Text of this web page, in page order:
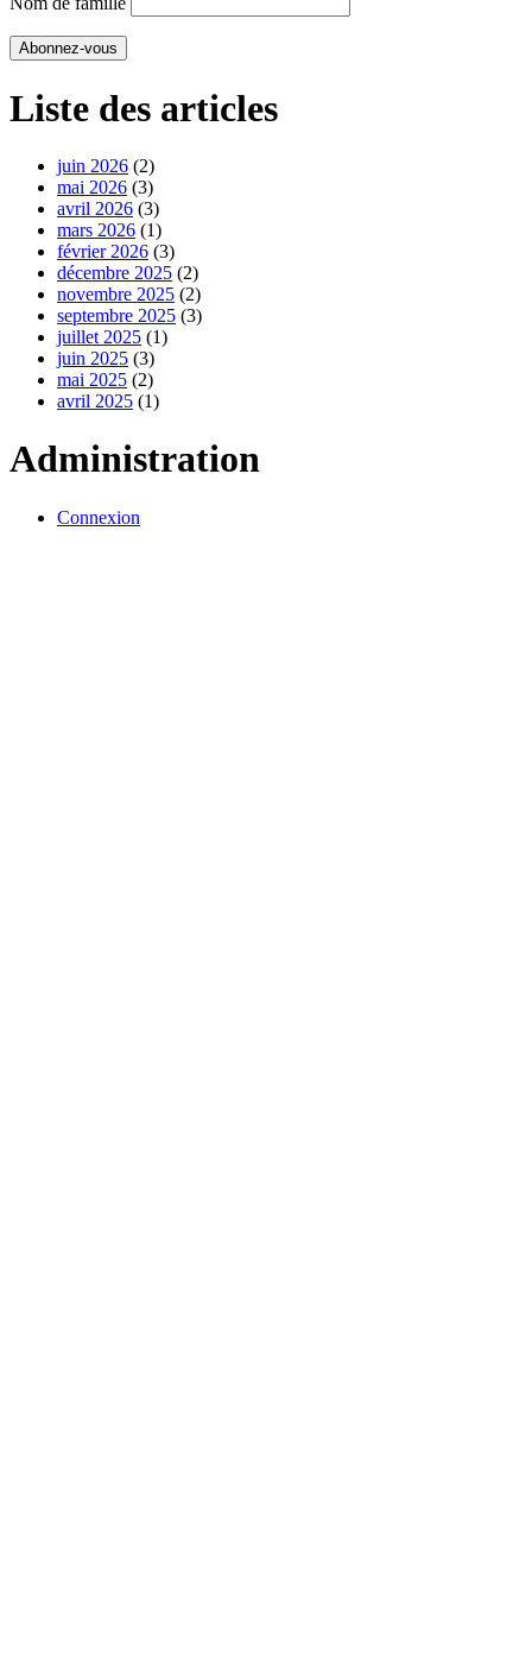
Liste des articles
juin 2026 (2)
mai 2026 (3)
avril 2026 (3)
mars 2026 (1)
février 2026 (3)
décembre 2025 (2)
novembre 2025 (2)
septembre 2025 (3)
juillet 2025 (1)
juin 2025 (3)
mai 2025 (2)
avril 2025 (1)
Administration
Connexion